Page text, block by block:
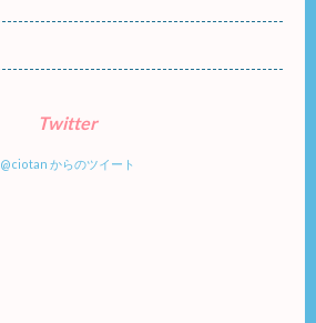
Twitter
@ciotan からのツイート